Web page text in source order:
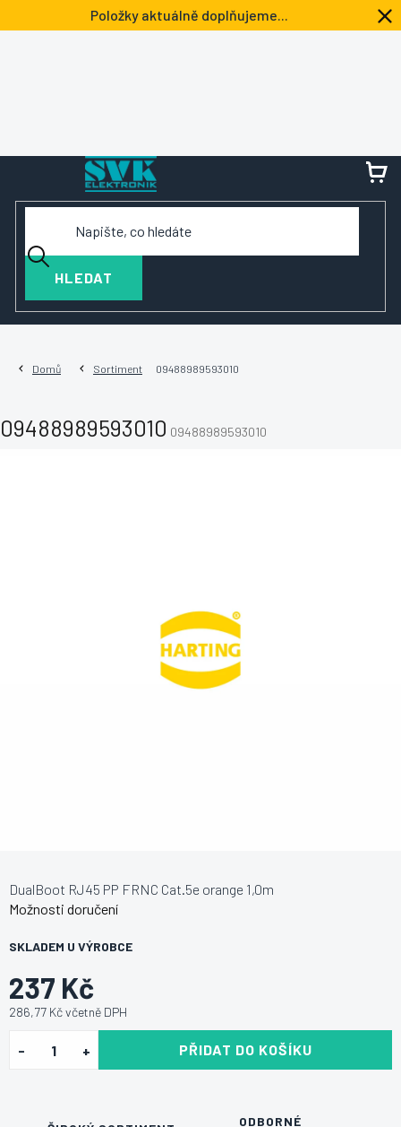
na
Položky aktuálně doplňujeme...
HLEDAT
Domů Sortiment 09488989593010
09488989593010 09488989593010
237 Kč
286,77 Kč včetně DPH
SKLADEM U VÝROBCE
Možnosti doručení
PŘIDAT DO KOŠÍKU
DualBoot RJ45 PP FRNC Cat.5e orange 1,0m
ODBORNÉ